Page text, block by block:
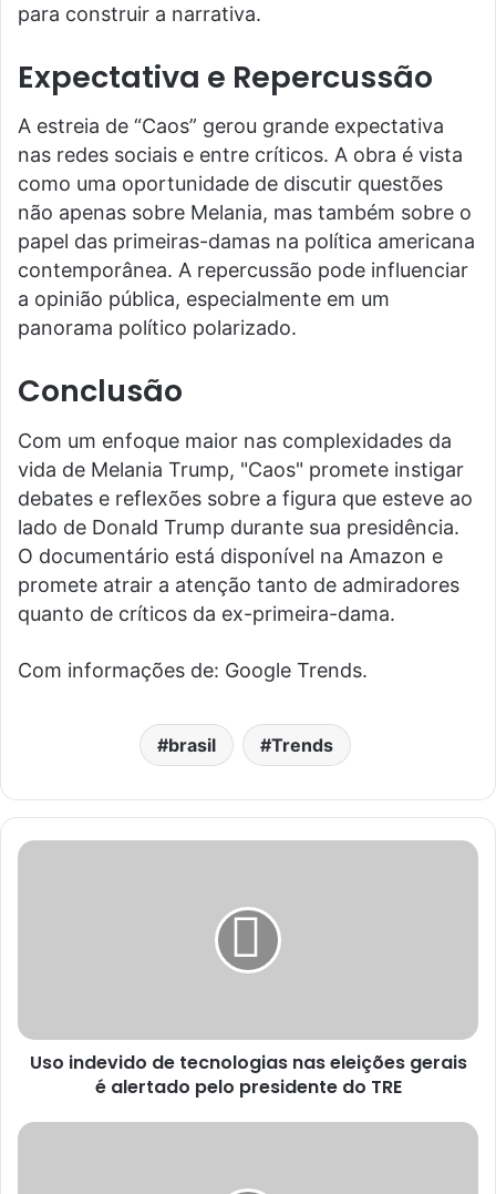
para construir a narrativa.
Expectativa e Repercussão
A estreia de “Caos” gerou grande expectativa
nas redes sociais e entre críticos. A obra é vista
como uma oportunidade de discutir questões
não apenas sobre Melania, mas também sobre o
papel das primeiras-damas na política americana
contemporânea. A repercussão pode influenciar
a opinião pública, especialmente em um
panorama político polarizado.
Conclusão
Com um enfoque maior nas complexidades da
vida de Melania Trump, "Caos" promete instigar
debates e reflexões sobre a figura que esteve ao
lado de Donald Trump durante sua presidência.
O documentário está disponível na Amazon e
promete atrair a atenção tanto de admiradores
quanto de críticos da ex-primeira-dama.
Com informações de: Google Trends.
brasil Trends
Uso indevido de tecnologias nas eleições gerais
é alertado pelo presidente do TRE